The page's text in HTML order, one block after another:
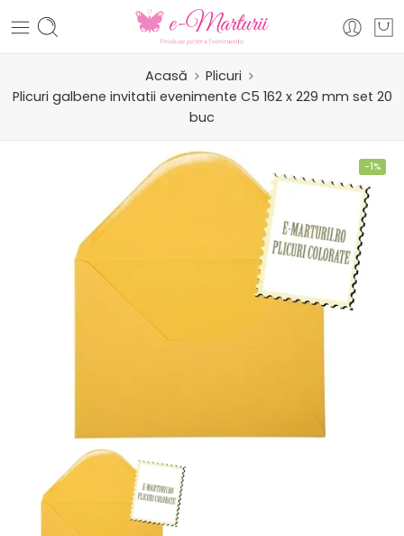
Acasă
Plicuri
Plicuri galbene invitatii evenimente C5 162 x 229 mm set 20
buc
-1%